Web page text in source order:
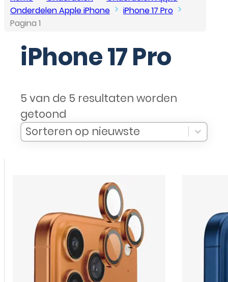
Onderdelen Apple iPhone
iPhone 17 Pro
Pagina 1
iPhone 17 Pro
5 van de 5 resultaten worden
getoond
Sort Products
Sort content
Sorteren op nieuwste
Sort content